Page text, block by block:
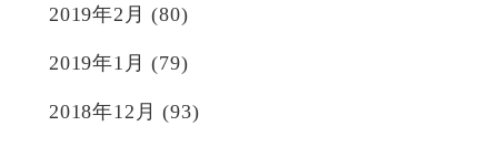
2019年2月 (80)
2019年1月 (79)
2018年12月 (93)